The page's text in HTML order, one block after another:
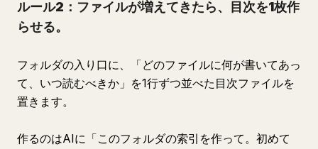
ルール2：ファイルが増えてきたら、目次を1枚作
らせる。
フォルダの入り口に、「どのファイルに何が書いてあっ
て、いつ読むべきか」を1行ずつ並べた目次ファイルを
置きます。
作るのはAIに「このフォルダの索引を作って。初めて